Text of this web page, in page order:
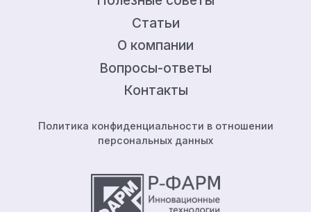
Статьи
О компании
Вопросы-ответы
Контакты
Политика конфиденциальности в отношении
персональных данных